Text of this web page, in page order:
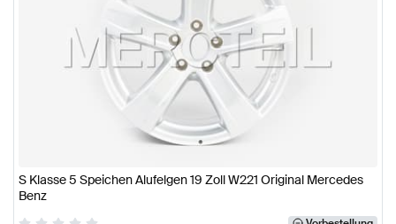
S Klasse 5 Speichen Alufelgen 19 Zoll W221 Original Mercedes
Benz